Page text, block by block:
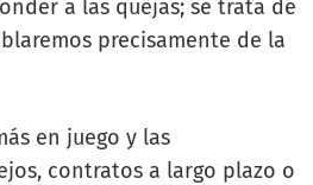
a las quejas; se trata de
precisamente de la
en juego y las
contratos a largo plazo o